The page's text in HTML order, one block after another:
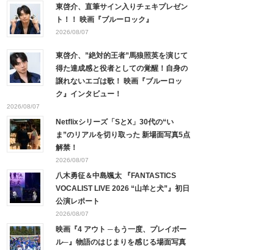
東啓介、直筆サイン入りチェキプレゼン
ト！！ 映画『ブルーロック』
2026/08/07
東啓介、”絶対的王者”馬狼照英を演じて
得た達成感と役者としての覚醒！自身の
譲れないエゴは歌！ 映画『ブルーロッ
ク』インタビュー！
2026/08/07
Netflixシリーズ「SとX」30代の“い
ま”のリアルを切り取った 新場面写真5点
解禁！
2026/08/07
八木勇征＆中島颯太 『FANTASTICS
VOCALIST LIVE 2026 “山羊と犬”』初日
公演レポート
2026/08/07
映画『4 アウト ─もう一度、プレイボー
ル─』物語のはじまりを感じる場面写真